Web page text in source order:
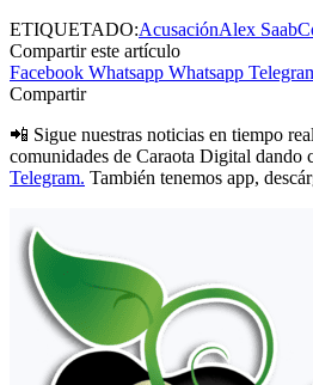
ETIQUETADO:AcusaciónAlex Saab
Compartir este artículo
Facebook Whatsapp Whatsapp
Compartir
📲 Sigue nuestras noticias en tiempo
comunidades de Caraota Digital dando
Telegram. También tenemos app,